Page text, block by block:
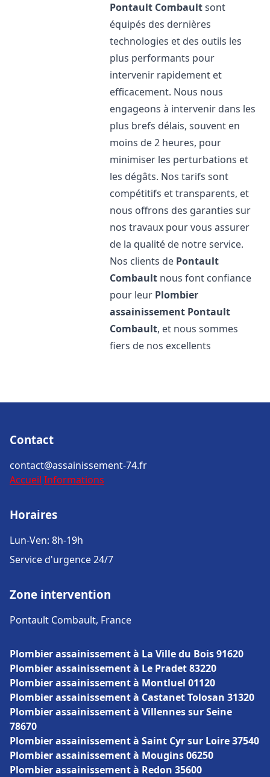
Pontault Combaultsont
équipés des dernières
technologies et des outils les
plus performants pour
intervenir rapidement et
efficacement. Nous nous
engageons à intervenir dans les
plus brefs délais, souvent en
moins de 2 heures, pour
minimiser les perturbations et
les dégâts. Nos tarifs sont
compétitifs et transparents, et
nous offrons des garanties sur
nos travaux pour vous assurer
de la qualité de notre service.
Nos clients de Pontault
Combault nous font confiance
pour leur Plombier
assainissement Pontault
Combault, et nous sommes
fiers de nos excellents
Contact
contact@assainissement-74.fr
Accueil Informations
Horaires
Lun-Ven: 8h-19h
Service d'urgence 24/7
Zone intervention
Pontault Combault, France
Plombier assainissement à La Ville du Bois 91620
Plombier assainissement à Le Pradet 83220
Plombier assainissement à Montluel 01120
Plombier assainissement à Castanet Tolosan 31320
Plombier assainissement à Villennes sur Seine
78670
Plombier assainissement à Saint Cyr sur Loire 37540
Plombier assainissement à Mougins 06250
Plombier assainissement à Redon 35600